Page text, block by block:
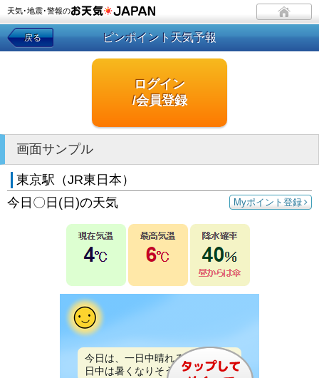
天気･地震･警報の
戻る ピンポイント天気予報
ログイン
/会員登録
画面サンプル
東京駅（JR東日本）
Myポイント登録
今日〇日(日)の天気
今日は、一日中晴れるでしょう。
日中は暑くなりそうです。